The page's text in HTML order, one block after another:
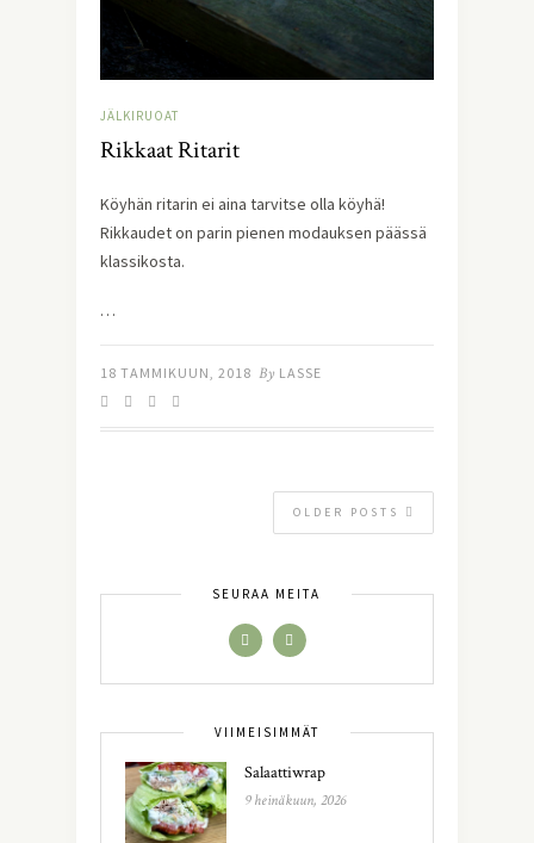
JÄLKIRUOAT
Rikkaat Ritarit
Köyhän ritarin ei aina tarvitse olla köyhä!
Rikkaudet on parin pienen modauksen päässä
klassikosta.
…
18 TAMMIKUUN, 2018 By LASSE
OLDER POSTS
SEURAA MEITÄ
VIIMEISIMMÄT
Salaattiwrap
9 heinäkuun, 2026